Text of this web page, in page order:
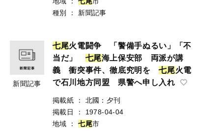
種別
： 新聞記事
新聞記事
七尾火電闘争 「警備手ぬるい」「不
当だ」 七尾海上保安部 両派が講
義 衝突事件、徹底究明を七尾火電
で石川地方同盟 県警へ申し入れ
掲載紙 ：
北國：夕刊
掲載日
：
1978-04-04
地域
： 七尾市